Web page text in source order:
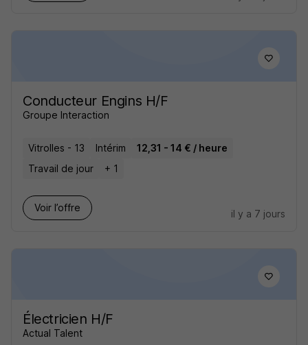
Conducteur Engins H/F
Groupe Interaction
Vitrolles - 13 Intérim
12,31 - 14 € / heure
Travail de jour
+ 1
Voir l’offre
il y a 7 jours
Électricien H/F
Actual Talent